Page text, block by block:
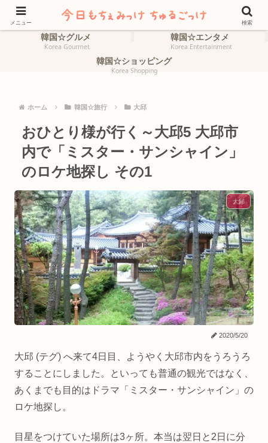
ホーム
HOME
韓国☆旅行
韓国☆グルメ
Korea Gourmet
韓国☆エンタメ
Korea Entertainment
韓国☆ショッピング
Korea Shopping
ホーム 韓国☆旅行 大邱
おひとり様が行く～大邱5 大邱市
内で「ミスター・サンシャイン」
のロケ地探し その1
大邱
2020/5/20
大邱 (テグ) へ来て4日目、ようやく大邱市内をうろうろ
することにしました。といっても普通の観光ではなく、
あくまでも目的はドラマ「ミスター・サンシャイン」の
ロケ地探し。
目星をつけていた場所は3ヶ所。本当は翌日と2日に分
メニュー 検索